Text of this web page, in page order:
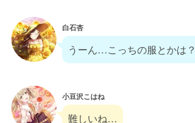
白石杏
うーん…こっちの服とかは？
小豆沢こはね
難しいね…